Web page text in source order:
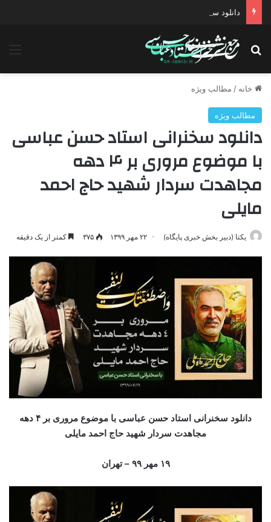
جستجو برای
خانه / مطالب ویژه
مطالب ویژه
دانلود سخنرانی استاد حسن عباسی
با موضوع مروری بر ۴ دهه
مجاهدت سردار شهید حاج احمد
مایلی
یکتا (دبیر بخش خبری پایگاه) ۲۲ مهر ۱۳۹۹ ۳۷۵ کمتر از یک دقیقه
دانلود سخنرانی استاد حسن عباسی با موضوع مروری بر ۴ دهه
مجاهدت سردار شهید حاج احمد مایلی
۱۹ مهر ۹۹ – تهران